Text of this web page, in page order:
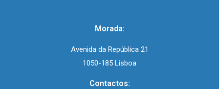
Morada:
Avenida da República 21
1050-185 Lisboa
Contactos: